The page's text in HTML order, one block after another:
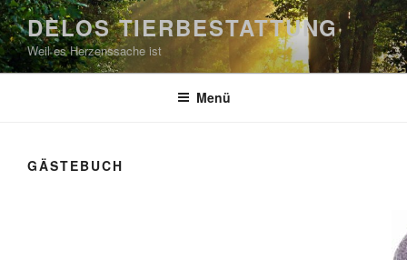
Zum
Inhalt
springen
DELOS TIERBESTATTUNG
Weil es Herzenssache ist
Menü
GÄSTEBUCH